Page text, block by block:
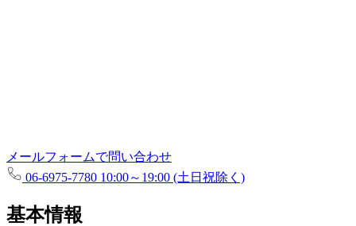
メールフォームで問い合わせ
06-6975-7780 10:00～19:00 (土日祝除く)
基本情報